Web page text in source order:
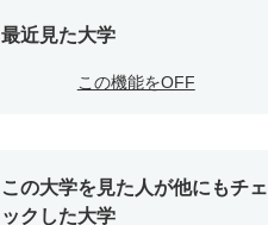
最近見た大学
この機能をOFF
この大学を見た人が他にもチェ
ックした大学